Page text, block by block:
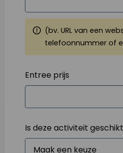
(bv. URL van een
telefoonnummer of
Entree prijs
Is deze activiteit